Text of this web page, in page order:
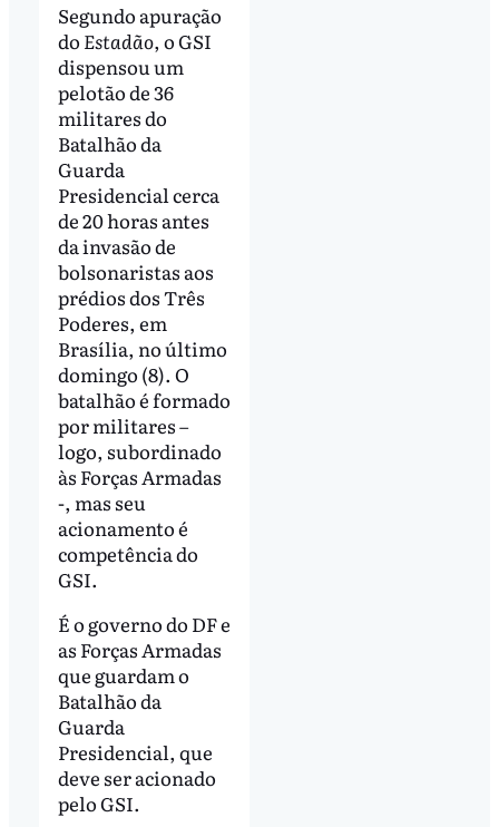
Segundo apuração
do Estadão, o GSI
dispensou um
pelotão de 36
militares do
Batalhão da
Guarda
Presidencial cerca
de 20 horas antes
da invasão de
bolsonaristas aos
prédios dos Três
Poderes, em
Brasília, no último
domingo (8). O
batalhão é formado
por militares –
logo, subordinado
às Forças Armadas
-, mas seu
acionamento é
competência do
GSI.
É o governo do DF e
as Forças Armadas
que guardam o
Batalhão da
Guarda
Presidencial, que
deve ser acionado
pelo GSI.